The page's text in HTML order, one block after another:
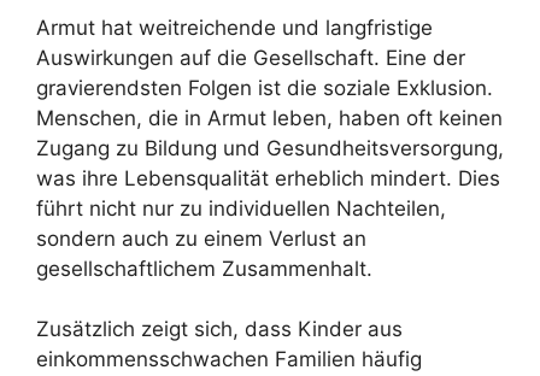
Armut hat weitreichende und langfristige
Auswirkungen auf die Gesellschaft. Eine der
gravierendsten Folgen ist die soziale Exklusion.
Menschen, die in Armut leben, haben oft keinen
Zugang zu Bildung und Gesundheitsversorgung,
was ihre Lebensqualität erheblich mindert. Dies
führt nicht nur zu individuellen Nachteilen,
sondern auch zu einem Verlust an
gesellschaftlichem Zusammenhalt.
Zusätzlich zeigt sich, dass Kinder aus
einkommensschwachen Familien häufig